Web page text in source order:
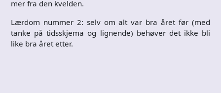
mer fra den kvelden.
Lærdom nummer 2: selv om alt var bra året før (med
tanke på tidsskjema og lignende) behøver det ikke bli
like bra året etter.